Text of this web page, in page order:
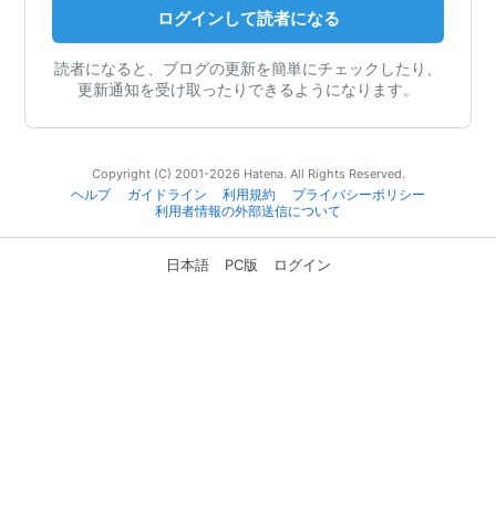
ログインして読者になる
読者になると、ブログの更新を簡単にチェックしたり、
更新通知を受け取ったりできるようになります。
Copyright (C) 2001-2026 Hatena. All Rights Reserved.
ヘルプ
ガイドライン 利用規約
プライバシーポリシー
利用者情報の外部送信について
日本語 PC版 ログイン